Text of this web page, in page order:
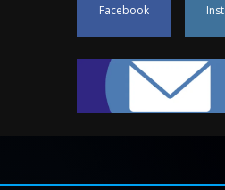
La
8
Facebook